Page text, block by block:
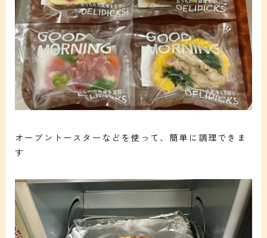
オーブントースターなどを使って、簡単に調理できま
す